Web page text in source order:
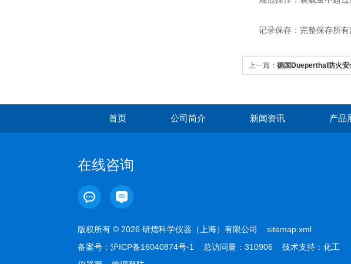
记录保存：完整保存所有监
上一篇： 德国Dueperthal防火安
首页 公司简介 新闻资讯 产品
在线咨询
版权所有 © 2026 研熠科学仪器（上海）有限公司 sitemap.xml
备案号： 沪ICP备16040874号-1 总访问量：310906 技术支持： 化工